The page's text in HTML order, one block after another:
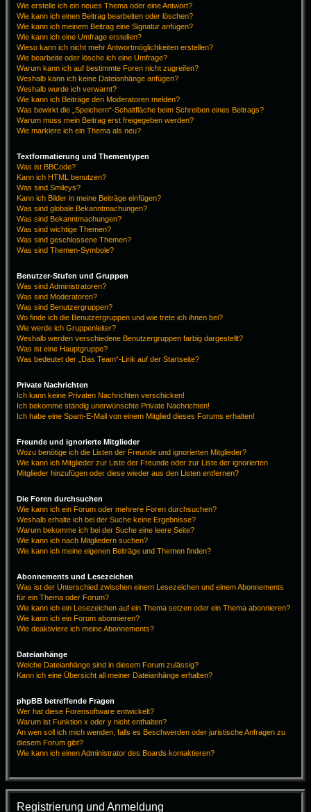
Wie erstelle ich ein neues Thema oder eine Antwort?
Wie kann ich einen Beitrag bearbeiten oder löschen?
Wie kann ich meinem Beitrag eine Signatur anfügen?
Wie kann ich eine Umfrage erstellen?
Wieso kann ich nicht mehr Antwortmöglichkeiten erstellen?
Wie bearbeite oder lösche ich eine Umfrage?
Warum kann ich auf bestimmte Foren nicht zugreifen?
Weshalb kann ich keine Dateianhänge anfügen?
Weshalb wurde ich verwarnt?
Wie kann ich Beiträge den Moderatoren melden?
Was bewirkt die „Speichern“-Schaltfläche beim Schreiben eines Beitrags?
Warum muss mein Beitrag erst freigegeben werden?
Wie markiere ich ein Thema als neu?
Textformatierung und Thementypen
Was ist BBCode?
Kann ich HTML benutzen?
Was sind Smileys?
Kann ich Bilder in meine Beiträge einfügen?
Was sind globale Bekanntmachungen?
Was sind Bekanntmachungen?
Was sind wichtige Themen?
Was sind geschlossene Themen?
Was sind Themen-Symbole?
Benutzer-Stufen und Gruppen
Was sind Administratoren?
Was sind Moderatoren?
Was sind Benutzergruppen?
Wo finde ich die Benutzergruppen und wie trete ich ihnen bei?
Wie werde ich Gruppenleiter?
Weshalb werden verschiedene Benutzergruppen farbig dargestellt?
Was ist eine Hauptgruppe?
Was bedeutet der „Das Team“-Link auf der Startseite?
Private Nachrichten
Ich kann keine Privaten Nachrichten verschicken!
Ich bekomme ständig unerwünschte Private Nachrichten!
Ich habe eine Spam-E-Mail von einem Mitglied dieses Forums erhalten!
Freunde und ignorierte Mitglieder
Wozu benötige ich die Listen der Freunde und ignorierten Mitglieder?
Wie kann ich Mitglieder zur Liste der Freunde oder zur Liste der ignorierten
Mitglieder hinzufügen oder diese wieder aus den Listen entfernen?
Die Foren durchsuchen
Wie kann ich ein Forum oder mehrere Foren durchsuchen?
Weshalb erhalte ich bei der Suche keine Ergebnisse?
Warum bekomme ich bei der Suche eine leere Seite?
Wie kann ich nach Mitgliedern suchen?
Wie kann ich meine eigenen Beiträge und Themen finden?
Abonnements und Lesezeichen
Was ist der Unterschied zwischen einem Lesezeichen und einem Abonnements
für ein Thema oder Forum?
Wie kann ich ein Lesezeichen auf ein Thema setzen oder ein Thema abonnieren?
Wie kann ich ein Forum abonnieren?
Wie deaktiviere ich meine Abonnements?
Dateianhänge
Welche Dateianhänge sind in diesem Forum zulässig?
Kann ich eine Übersicht all meiner Dateianhänge erhalten?
phpBB betreffende Fragen
Wer hat diese Forensoftware entwickelt?
Warum ist Funktion x oder y nicht enthalten?
An wen soll ich mich wenden, falls es Beschwerden oder juristische Anfragen zu
diesem Forum gibt?
Wie kann ich einen Administrator des Boards kontaktieren?
Registrierung und Anmeldung